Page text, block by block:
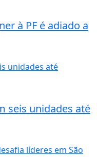
à PF é adiado a
seis unidades até